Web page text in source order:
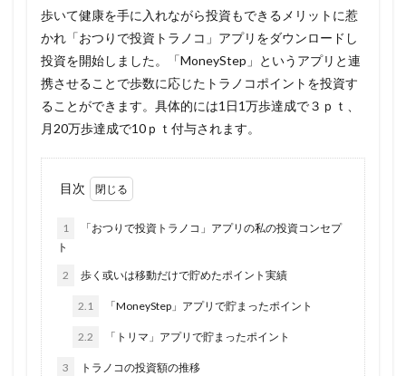
歩いて健康を手に入れながら投資もできるメリットに惹
かれ「おつりで投資トラノコ」アプリをダウンロードし
投資を開始しました。「MoneyStep」というアプリと連
携させることで歩数に応じたトラノコポイントを投資す
ることができます。具体的には1日1万歩達成で３ｐｔ、
月20万歩達成で10ｐｔ付与されます。
目次
1
「おつりで投資トラノコ」アプリの私の投資コンセプ
ト
2 歩く或いは移動だけで貯めたポイント実績
2.1 「MoneyStep」アプリで貯まったポイント
2.2 「トリマ」アプリで貯まったポイント
3 トラノコの投資額の推移